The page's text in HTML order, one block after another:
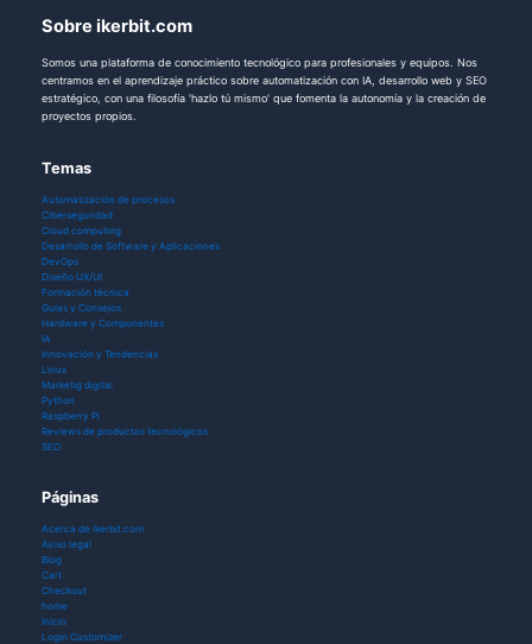
Sobre ikerbit.com
Somos una plataforma de conocimiento tecnológico para profesionales y equipos. Nos
centramos en el aprendizaje práctico sobre automatización con IA, desarrollo web y SEO
estratégico, con una filosofía 'hazlo tú mismo' que fomenta la autonomía y la creación de
proyectos propios.
Temas
Automatización de procesos
Ciberseguridad
Cloud computing
Desarrollo de Software y Aplicaciones
DevOps
Diseño UX/UI
Formación técnica
Guías y Consejos
Hardware y Componentes
IA
Innovación y Tendencias
Linux
Marketig digital
Python
Raspberry Pi
Reviews de productos tecnológicos
SEO
Páginas
Acerca de ikerbit.com
Aviso legal
Blog
Cart
Checkout
home
Inicio
Login Customizer